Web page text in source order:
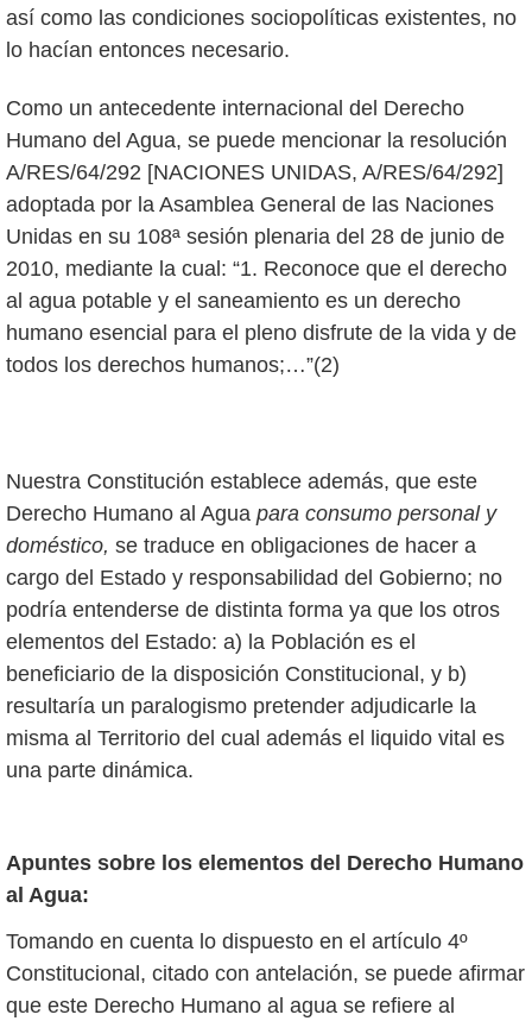
así como las condiciones sociopolíticas existentes, no
lo hacían entonces necesario.
Como un antecedente internacional del Derecho
Humano del Agua, se puede mencionar la resolución
A/RES/64/292 [NACIONES UNIDAS, A/RES/64/292]
adoptada por la Asamblea General de las Naciones
Unidas en su 108ª sesión plenaria del 28 de junio de
2010, mediante la cual: “1. Reconoce que el derecho
al agua potable y el saneamiento es un derecho
humano esencial para el pleno disfrute de la vida y de
todos los derechos humanos;…”(2)
Nuestra Constitución establece además, que este
Derecho Humano al Agua para consumo personal y
doméstico, se traduce en obligaciones de hacer a
cargo del Estado y responsabilidad del Gobierno; no
podría entenderse de distinta forma ya que los otros
elementos del Estado: a) la Población es el
beneficiario de la disposición Constitucional, y b)
resultaría un paralogismo pretender adjudicarle la
misma al Territorio del cual además el liquido vital es
una parte dinámica.
Apuntes sobre los elementos del Derecho Humano
al Agua:
Tomando en cuenta lo dispuesto en el artículo 4º
Constitucional, citado con antelación, se puede afirmar
que este Derecho Humano al agua se refiere al